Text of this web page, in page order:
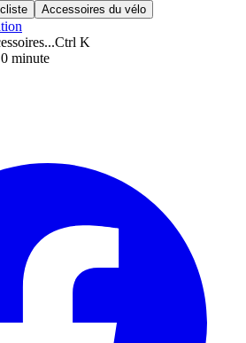
Accessoires du vélo
Ctrl K
0 minute